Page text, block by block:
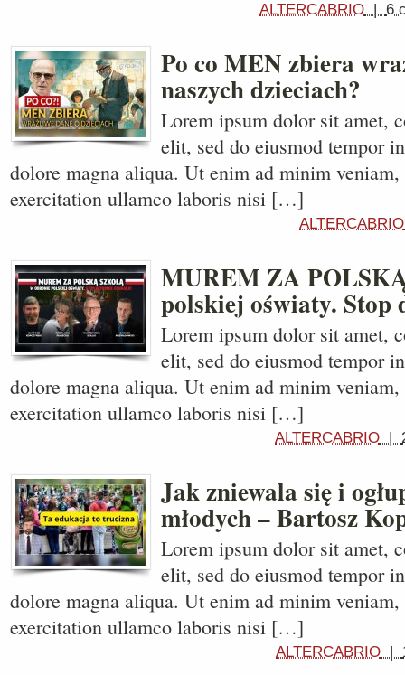
ALTERCABRIO | 6
Po co MEN zbiera
naszych dzieciach?
Lorem ipsum dolor sit amet,
elit, sed do eiusmod tempor
dolore magna aliqua. Ut enim ad minim
exercitation ullamco laboris nisi […]
ALTERCABRIO
MUREM ZA
polskiej oświaty. Stop
Lorem ipsum dolor sit amet,
elit, sed do eiusmod tempor
dolore magna aliqua. Ut enim ad minim
exercitation ullamco laboris nisi […]
ALTERCABRIO |
Jak zniewala się i
młodych – Bartosz
Lorem ipsum dolor sit amet,
elit, sed do eiusmod tempor
dolore magna aliqua. Ut enim ad minim
exercitation ullamco laboris nisi […]
ALTERCABRIO |